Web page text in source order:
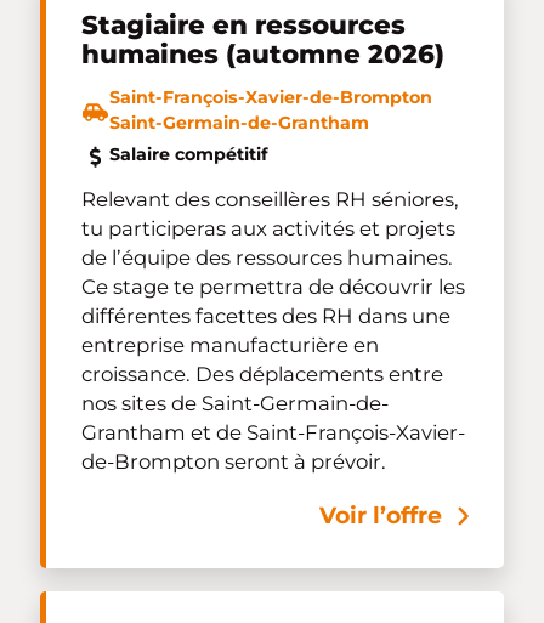
Stagiaire en ressources
humaines (automne 2026)
Saint-François-Xavier-de-Brompton
Saint-Germain-de-Grantham
Salaire compétitif
Relevant des conseillères RH séniores,
tu participeras aux activités et projets
de l’équipe des ressources humaines.
Ce stage te permettra de découvrir les
différentes facettes des RH dans une
entreprise manufacturière en
croissance. Des déplacements entre
nos sites de Saint-Germain-de-
Grantham et de Saint-François-Xavier-
de-Brompton seront à prévoir.
Voir l’offre